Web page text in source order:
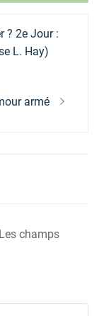
? 2e Jour :
L. Hay)
armé
Les champs